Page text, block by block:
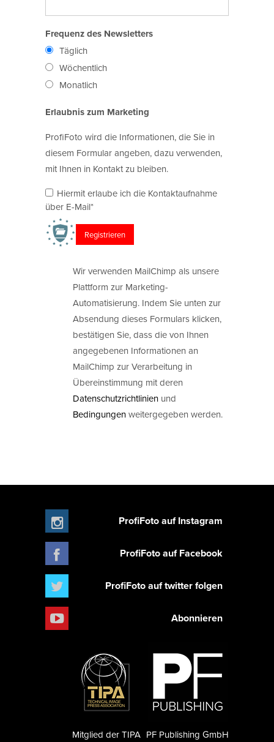
Frequenz des Newsletters
Täglich
Wöchentlich
Monatlich
Erlaubnis zum Marketing
ProfiFoto wird die Informationen, die Sie in
diesem Formular angeben, dazu verwenden,
mit Ihnen in Kontakt zu bleiben.
Hiermit erlaube ich die Kontaktaufnahme
über E-Mail*
Wir verwenden MailChimp als unsere
Plattform zur Marketing-
Automatisierung. Indem Sie unten zur
Absendung dieses Formulars klicken,
bestätigen Sie, dass die von Ihnen
angegebenen Informationen an
MailChimp zur Verarbeitung in
Übereinstimmung mit deren
Datenschutzrichtlinien und
Bedingungenweitergegeben werden.
ProfiFoto auf Instagram
ProfiFoto auf Facebook
ProfiFoto auf twitter folgen
Abonnieren
PF Publishing GmbH
Mitglied der TIPA